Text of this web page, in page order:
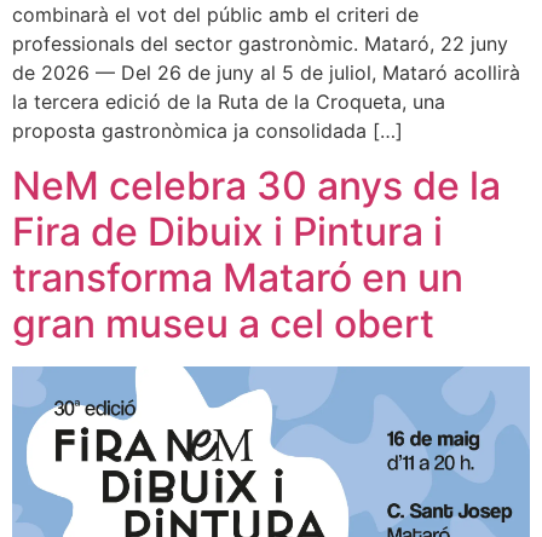
combinarà el vot del públic amb el criteri de
professionals del sector gastronòmic. Mataró, 22 juny
de 2026 — Del 26 de juny al 5 de juliol, Mataró acollirà
la tercera edició de la Ruta de la Croqueta, una
proposta gastronòmica ja consolidada […]
NeM celebra 30 anys de la
Fira de Dibuix i Pintura i
transforma Mataró en un
gran museu a cel obert